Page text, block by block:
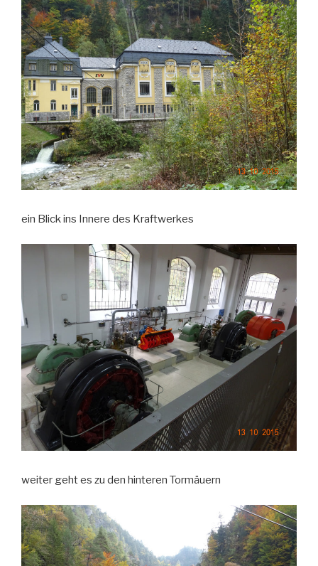
ein Blick ins Innere des Kraftwerkes
weiter geht es zu den hinteren Tormäuern